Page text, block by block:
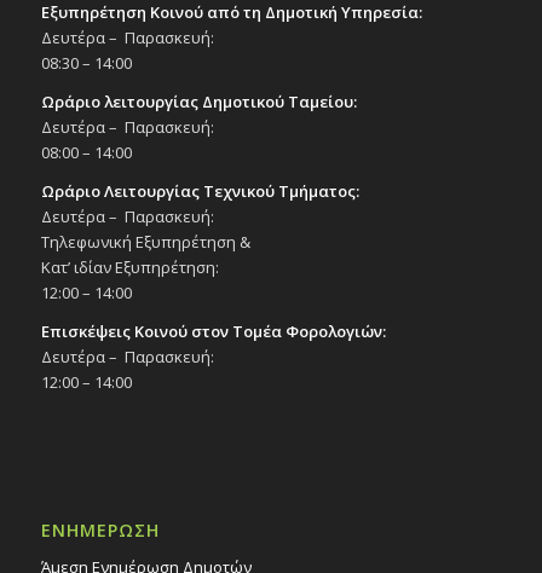
Εξυπηρέτηση Κοινού από τη Δημοτική Υπηρεσία:
Δευτέρα – Παρασκευή:
08:30 – 14:00
Ωράριο λειτουργίας Δημοτικού Ταμείου:
Δευτέρα – Παρασκευή:
08:00 – 14:00
Ωράριο Λειτουργίας Τεχνικού Τμήματος:
Δευτέρα – Παρασκευή:
Τηλεφωνική Εξυπηρέτηση &
Κατ’ ιδίαν Εξυπηρέτηση:
12:00 – 14:00
Επισκέψεις Κοινού στον Τομέα Φορολογιών:
Δευτέρα – Παρασκευή:
12:00 – 14:00
ΕΝΗΜΕΡΩΣΗ
Άμεση Ενημέρωση Δημοτών